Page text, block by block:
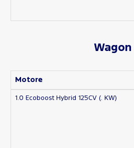
Wagon
Motore
1.0 Ecoboost Hybrid 125CV (. KW)